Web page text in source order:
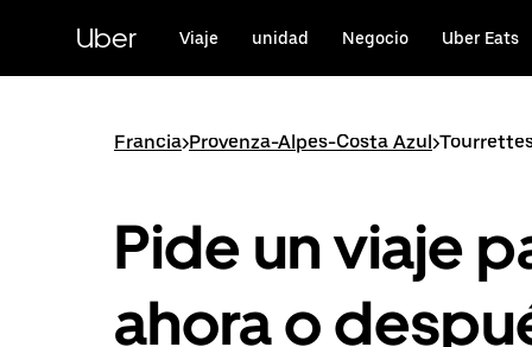
contenido
principal
Uber Viaje unidad Negocio Uber Eats
Francia>Provenza-Alpes-Costa Azul>
Pide un viaje
ahora o